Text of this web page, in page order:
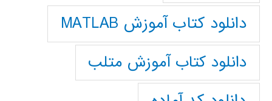
دانلود کتاب آموزش MATLAB
دانلود کتاب آموزش متلب